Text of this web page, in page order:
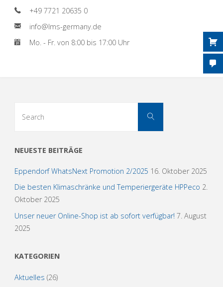
+49 7721 20635 0
info@lms-germany.de
Mo. - Fr. von 8:00 bis 17:00 Uhr
Search
NEUESTE BEITRÄGE
Eppendorf WhatsNext Promotion 2/2025 16. Oktober 2025
Die besten Klimaschränke und Temperiergeräte HPPeco 2.
Oktober 2025
Unser neuer Online-Shop ist ab sofort verfügbar! 7. August
2025
KATEGORIEN
Aktuelles (26)